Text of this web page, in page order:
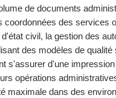
de documents
des services
civil, la gestion des
des modèles de
s'assurer d'une
opérations
maximale dans des